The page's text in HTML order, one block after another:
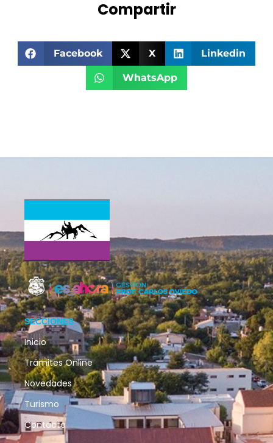
Compartir
Facebook X Linkedin
WhatsApp
SECCIONES
Inicio
Trámites Online
Novedades
Turismo
Contacto